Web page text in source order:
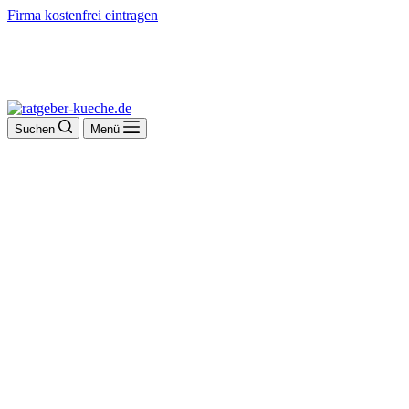
Firma kostenfrei eintragen
Suchen Menü